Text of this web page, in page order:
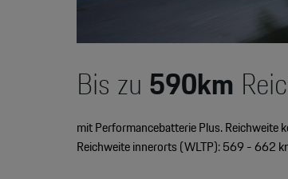
Bis zu 590km
mit Performancebatterie Plus.
Reichweite innerorts (WLTP): 569 - 662